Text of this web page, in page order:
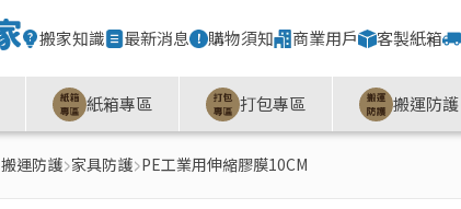
搬家知識 最新消息 購物須知 商業用戶 客製紙箱
紙箱專區 打包專區 搬運防護
搬運防護 家具防護 PE工業用伸縮膠膜10CM